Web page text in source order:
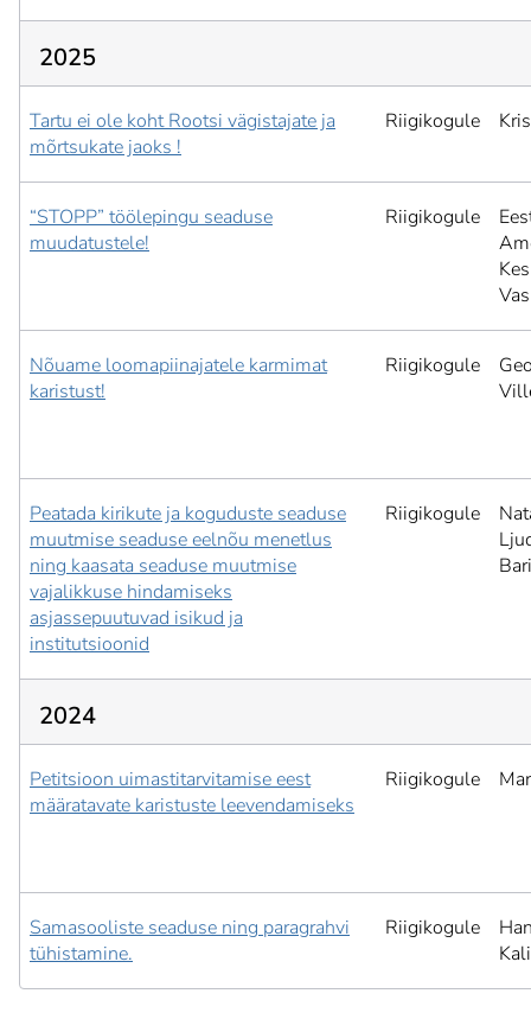
2025
Tartu ei ole koht Rootsi vägistajate ja
mõrtsukate jaoks !
Riigikogule
“STOPP” töölepingu seaduse
muudatustele!
Riigikogule
Nõuame loomapiinajatele karmimat
karistust!
Riigikogule
Peatada kirikute ja koguduste seaduse
muutmise seaduse eelnõu menetlus
ning kaasata seaduse muutmise
vajalikkuse hindamiseks
asjassepuutuvad isikud ja
institutsioonid
Riigikogule
2024
Petitsioon uimastitarvitamise eest
määratavate karistuste leevendamiseks
Riigikogule
Samasooliste seaduse ning paragrahvi
tühistamine.
Riigikogule